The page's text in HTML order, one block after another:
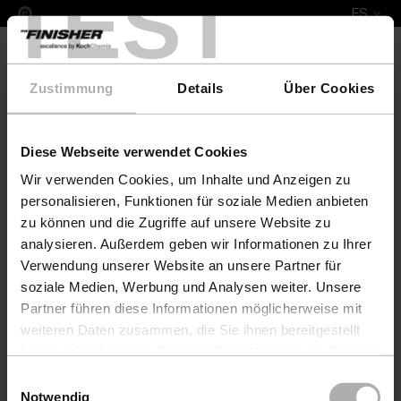
TEST
Zustimmung Details Über Cookies
Diese Webseite verwendet Cookies
Wir verwenden Cookies, um Inhalte und Anzeigen zu
personalisieren, Funktionen für soziale Medien anbieten
zu können und die Zugriffe auf unsere Website zu
analysieren. Außerdem geben wir Informationen zu Ihrer
Verwendung unserer Website an unsere Partner für
soziale Medien, Werbung und Analysen weiter. Unsere
Partner führen diese Informationen möglicherweise mit
weiteren Daten zusammen, die Sie ihnen bereitgestellt
Einstellungen zu den Cookies finden Sie unter
Notwendig
ES
Leather Fresh Set XL Weco